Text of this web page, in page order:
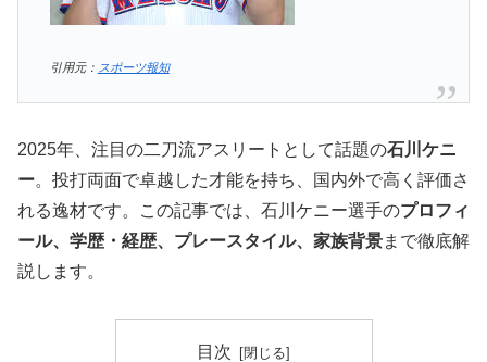
引用元： スポーツ報知
2025年、注目の二刀流アスリートとして話題の石川ケニ
ー。投打両面で卓越した才能を持ち、国内外で高く評価さ
れる逸材です。この記事では、石川ケニー選手のプロフィ
ール、学歴・経歴、プレースタイル、家族背景まで徹底解
説します。
目次